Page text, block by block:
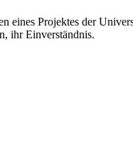
eines Projektes der
ihr Einverständnis.